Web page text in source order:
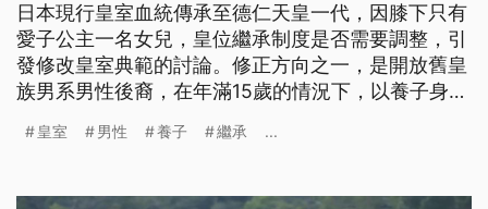
日本現行皇室血統傳承至德仁天皇一代，因膝下只有
愛子公主一名女兒，皇位繼承制度是否需要調整，引
發修改皇室典範的討論。修正方向之一，是開放舊皇
族男系男性後裔，在年滿15歲的情況下，以養子身分
格，但養子的後代男性子孫，依照男系血統原則，仍
血緣關係，相隔達36至38等親，引發外界對血統延
皇室 男性 養子 繼承 ...